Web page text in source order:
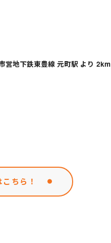
営地下鉄東豊線 元町駅 より 2km
ちら！